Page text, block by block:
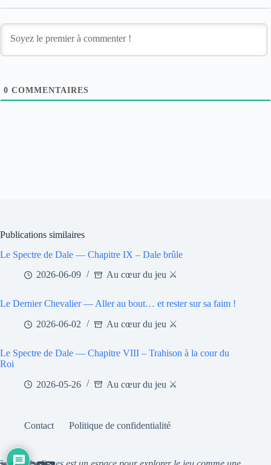
0 COMMENTAIRES
Publications similaires
Le Spectre de Dale — Chapitre IX – Dale brûle
2026-06-09
Au cœur du jeu ⚔️
Le Dernier Chevalier — Aller au bout… et rester sur sa faim !
2026-06-02
Au cœur du jeu ⚔️
Le Spectre de Dale — Chapitre VIII – Trahison à la cour du
Roi
2026-05-26
Au cœur du jeu ⚔️
Contact Politique de confidentialité